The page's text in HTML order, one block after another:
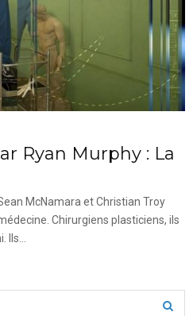
Ryan Murphy : La
McNamara et Christian Troy
Chirurgiens plasticiens, ils